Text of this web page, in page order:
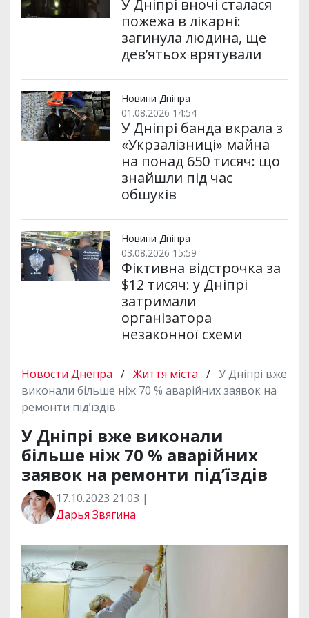
У Дніпрі вночі сталася
пожежа в лікарні:
загинула людина, ще
дев’ятьох врятували
Новини Дніпра
01.08.2026 14:54
У Дніпрі банда вкрала з
«Укрзалізниці» майна
на понад 650 тисяч: що
знайшли під час
обшуків
Новини Дніпра
03.08.2026 15:59
Фіктивна відстрочка за
$12 тисяч: у Дніпрі
затримали
організатора
незаконної схеми
Новости Днепра / Життя міста / У Дніпрі вже
виконали більше ніж 70 % аварійних заявок на
ремонти під’їздів
У Дніпрі вже виконали
більше ніж 70 % аварійних
заявок на ремонти під’їздів
17.10.2023 21:03 |
Дарья Звягина